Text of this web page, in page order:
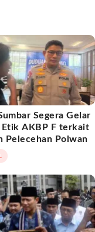
Segera Gelar
Etik AKBP F terkait
Pelecehan Polwan